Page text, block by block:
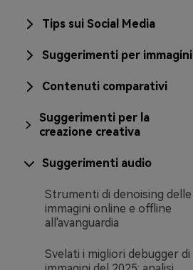
Tips sui Social Media
Suggerimenti per immagini
Contenuti comparativi
Suggerimenti per la
creazione creativa
Suggerimenti audio
Strumenti di denoising delle
immagini online e offline
all'avanguardia
Svelati i migliori debugger di